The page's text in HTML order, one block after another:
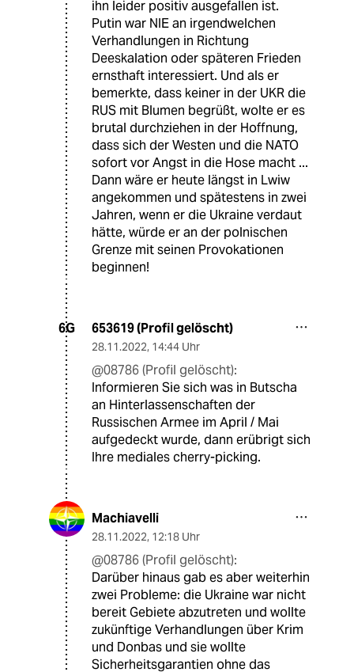
ihn leider positiv ausgefallen ist.
Putin war NIE an irgendwelchen
Verhandlungen in Richtung
Deeskalation oder späteren Frieden
ernsthaft interessiert. Und als er
bemerkte, dass keiner in der UKR die
RUS mit Blumen begrüßt, wolte er es
brutal durchziehen in der Hoffnung,
dass sich der Westen und die NATO
sofort vor Angst in die Hose macht ...
Dann wäre er heute längst in Lwiw
angekommen und spätestens in zwei
Jahren, wenn er die Ukraine verdaut
hätte, würde er an der polnischen
Grenze mit seinen Provokationen
beginnen!
6G 653619 (Profil gelöscht)
28.11.2022, 14:44 Uhr
@08786 (Profil gelöscht):
Informieren Sie sich was in Butscha
an Hinterlassenschaften der
Russischen Armee im April / Mai
aufgedeckt wurde, dann erübrigt sich
Ihre mediales cherry-picking.
Machiavelli
28.11.2022, 12:18 Uhr
@08786 (Profil gelöscht):
Darüber hinaus gab es aber weiterhin
zwei Probleme: die Ukraine war nicht
bereit Gebiete abzutreten und wollte
zukünftige Verhandlungen über Krim
und Donbas und sie wollte
Sicherheitsgarantien ohne das